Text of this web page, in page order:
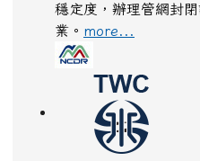
穩定度，辦理管網封
業。 more...